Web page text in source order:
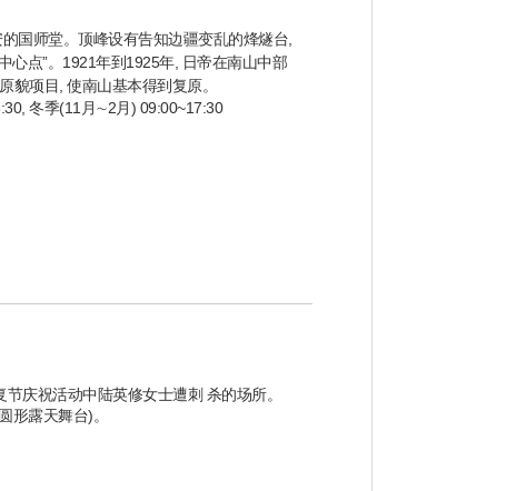
国师堂。顶峰设有告知边疆变乱的烽燧台,
心点”。1921年到1925年, 日帝在南山中部
项目, 使南山基本得到复原。
冬季(11月∼2月) 09:00~17:30
庆祝活动中陆英修女士遭刺 杀的场所。
形露天舞台)。